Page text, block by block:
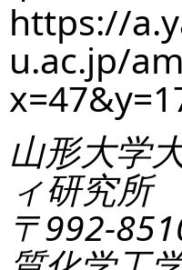
https://
u.ac.jp/
山形大学
ィ研究所
〒992-